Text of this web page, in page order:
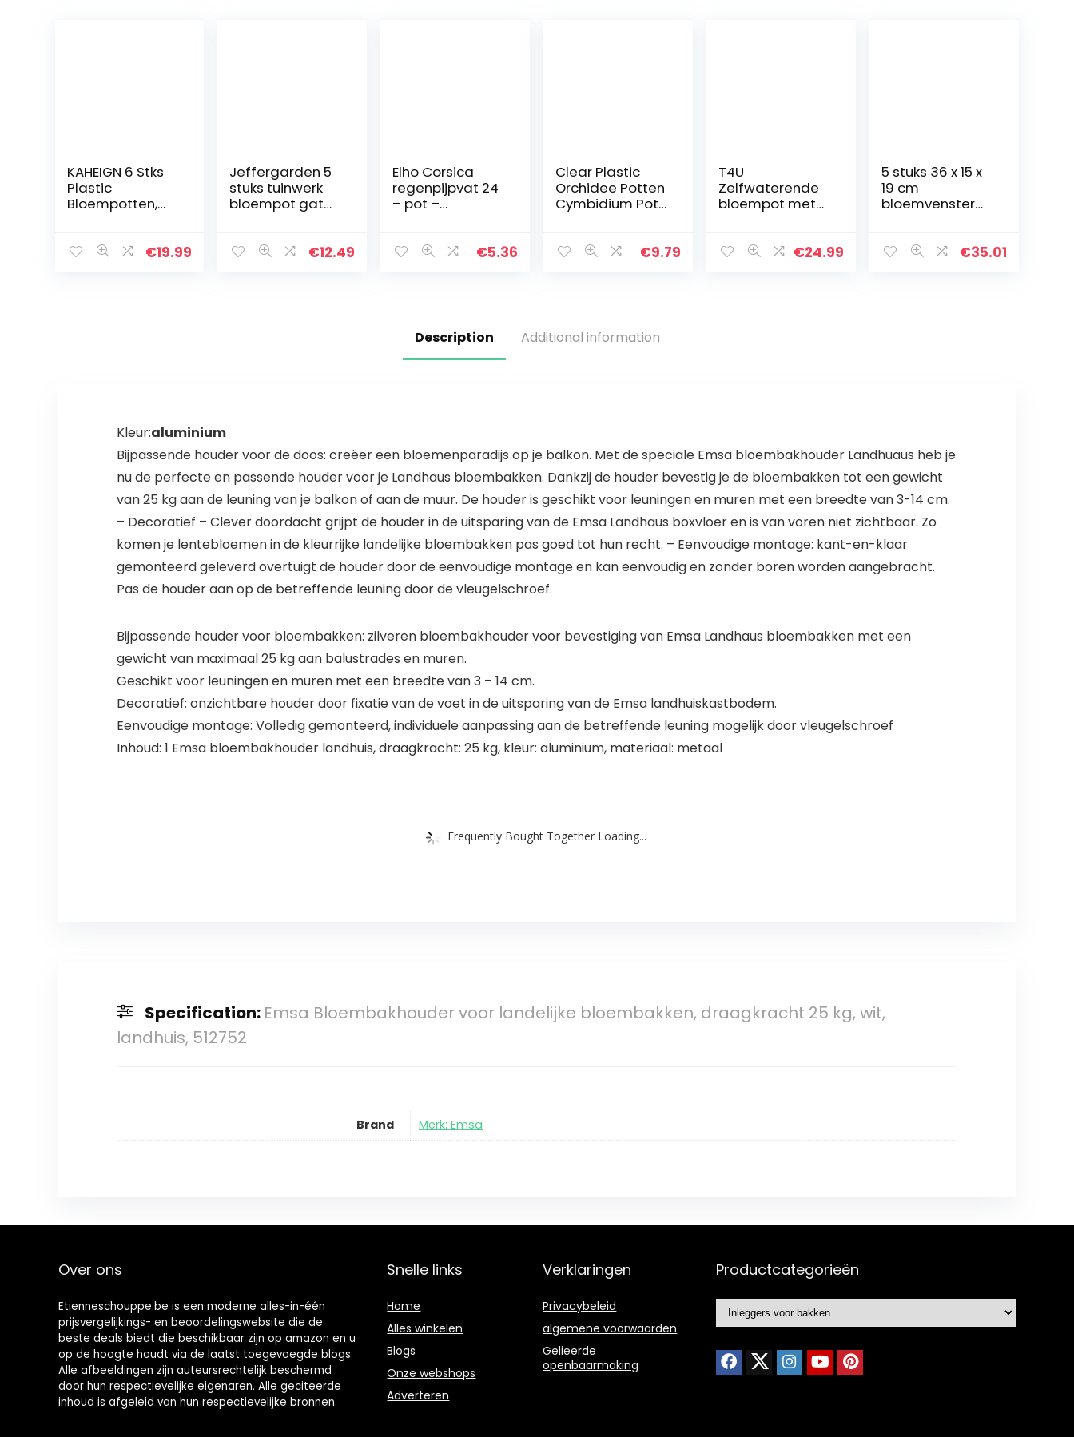
KAHEIGN 6 Stks
Plastic
Bloempotten,
Plant Container
€19.99
Jeffergarden 5
stuks tuinwerk
bloempot gat
bloemenaarde
€12.49
Elho Corsica
regenpijpvat 24
– pot –
– L 27,3 x B 23,9 x
€5.36
Clear Plastic
Orchidee Potten
Cymbidium Pot
voor Tuinieren
€9.79
T4U
Zelfwaterende
bloempot met
van 4,
€24.99
5 stuks 36 x 15 x
19 cm
bloemvenster
plantenpot
€35.01
Description Additional information
Kleur:aluminium
Bijpassende houder voor de doos: creëer een bloemenparadijs op je balkon. Met de speciale Emsa bloembakhouder Landhuaus heb je
nu de perfecte en passende houder voor je Landhaus bloembakken. Dankzij de houder bevestig je de bloembakken tot een gewicht
van 25 kg aan de leuning van je balkon of aan de muur. De houder is geschikt voor leuningen en muren met een breedte van 3-14 cm.
– Decoratief – Clever doordacht grijpt de houder in de uitsparing van de Emsa Landhaus boxvloer en is van voren niet zichtbaar. Zo
komen je lentebloemen in de kleurrijke landelijke bloembakken pas goed tot hun recht. – Eenvoudige montage: kant-en-klaar
gemonteerd geleverd overtuigt de houder door de eenvoudige montage en kan eenvoudig en zonder boren worden aangebracht.
Pas de houder aan op de betreffende leuning door de vleugelschroef.
Bijpassende houder voor bloembakken: zilveren bloembakhouder voor bevestiging van Emsa Landhaus bloembakken met een
gewicht van maximaal 25 kg aan balustrades en muren.
Geschikt voor leuningen en muren met een breedte van 3 – 14 cm.
Decoratief: onzichtbare houder door fixatie van de voet in de uitsparing van de Emsa landhuiskastbodem.
Eenvoudige montage: Volledig gemonteerd, individuele aanpassing aan de betreffende leuning mogelijk door vleugelschroef
Inhoud: 1 Emsa bloembakhouder landhuis, draagkracht: 25 kg, kleur: aluminium, materiaal: metaal
Frequently Bought Together Loading...
Specification: Emsa Bloembakhouder voor landelijke bloembakken, draagkracht 25 kg, wit,
landhuis, 512752
Brand Merk: Emsa
Over ons
Etienneschouppe.be is een moderne alles-in-één
prijsvergelijkings- en beoordelingswebsite die de
beste deals biedt die beschikbaar zijn op amazon en u
op de hoogte houdt via de laatst toegevoegde blogs.
Alle afbeeldingen zijn auteursrechtelijk beschermd
door hun respectievelijke eigenaren. Alle geciteerde
inhoud is afgeleid van hun respectievelijke bronnen.
Snelle links
Home
Alles winkelen
Blogs
Onze webshops
Adverteren
Verklaringen
Privacybeleid
algemene voorwaarden
Gelieerde
openbaarmaking
Productcategorieën